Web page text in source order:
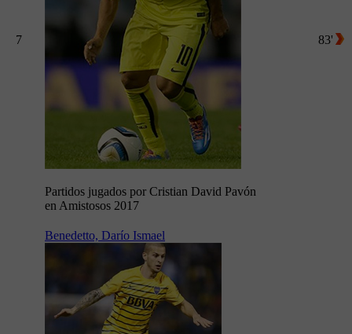
7
Partidos jugados por Cristian David Pavón
en Amistosos 2017
83'
Benedetto, Darío Ismael